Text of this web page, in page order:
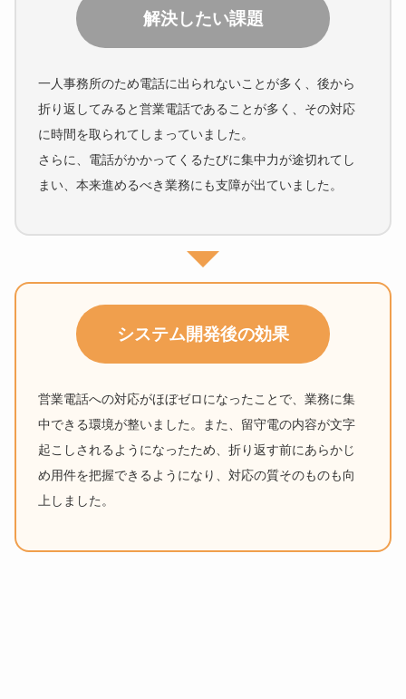
解決したい課題
一人事務所のため電話に出られないことが多く、後から
折り返してみると営業電話であることが多く、その対応
に時間を取られてしまっていました。
さらに、電話がかかってくるたびに集中力が途切れてし
まい、本来進めるべき業務にも支障が出ていました。
システム開発後の効果
営業電話への対応がほぼゼロになったことで、業務に集
中できる環境が整いました。また、留守電の内容が文字
起こしされるようになったため、折り返す前にあらかじ
め用件を把握できるようになり、対応の質そのものも向
上しました。